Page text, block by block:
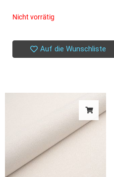
Nicht vorrätig
Auf die Wunschliste